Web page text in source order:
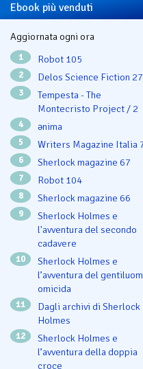
Ebook più venduti
Aggiornata ogni ora
1 Robot 105
2 Delos Science Fiction
3
Tempesta - The
Montecristo Project / 2
4 ənima
5 Writers Magazine Italia
6 Sherlock magazine 67
7 Robot 104
8 Sherlock magazine 66
9
Sherlock Holmes e
l'avventura del secondo
cadavere
10
Sherlock Holmes e
l’avventura del
omicida
11
Dagli archivi di Sherlock
Holmes
12
Sherlock Holmes e
l’avventura della doppia
croce